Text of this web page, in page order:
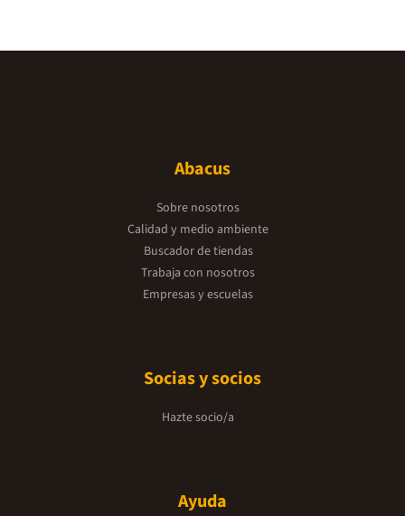
Abacus
Sobre nosotros
Calidad y medio ambiente
Buscador de tiendas
Trabaja con nosotros
Empresas y escuelas
Socias y socios
Hazte socio/a
Ayuda